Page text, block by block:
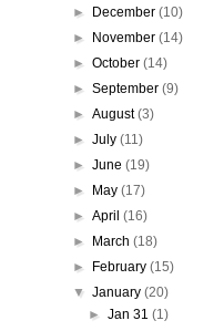
►
December (10)
►
November (14)
► October (14)
► September (9)
► August(3)
► July (11)
► June (19)
►
May (17)
► April (16)
►
March (18)
►
February (15)
▼ January (20)
►Jan 31(1)